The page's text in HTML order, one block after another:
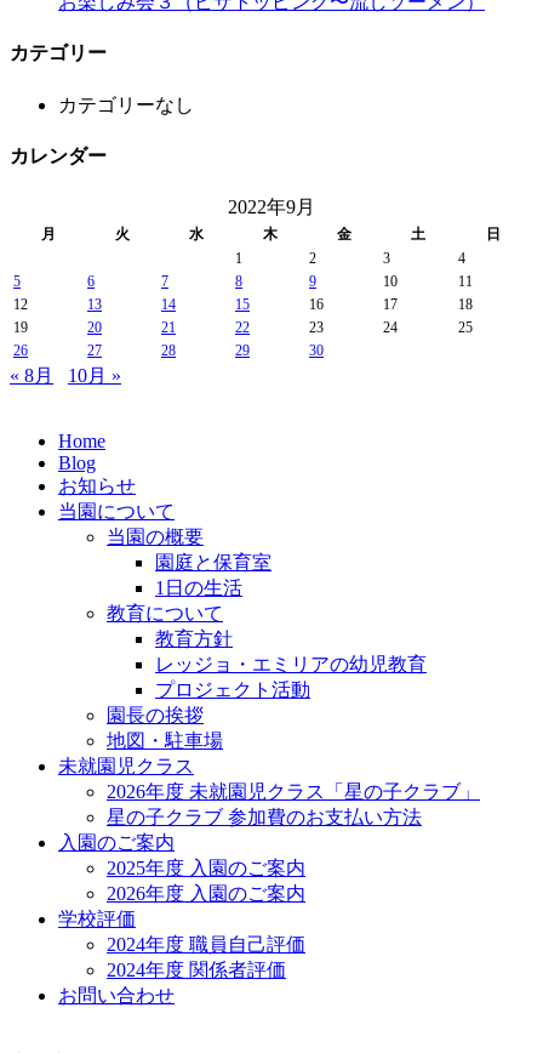
カテゴリー
カテゴリーなし
カレンダー
2022年9月
月 火 水 木 金 土
日
1
2 3
4
5
6 7 8 9 10
11
12
13 14 15 16 17
18
19
20 21 22 23 24
25
26
27 28 29 30
« 8月 10月 »
Home
Blog
お知らせ
当園について
当園の概要
園庭と保育室
1日の生活
教育について
教育方針
レッジョ・エミリアの幼児教育
プロジェクト活動
園長の挨拶
地図・駐車場
未就園児クラス
2026年度 未就園児クラス「星の子クラブ」
星の子クラブ 参加費のお支払い方法
入園のご案内
2025年度 入園のご案内
2026年度 入園のご案内
学校評価
2024年度 職員自己評価
2024年度 関係者評価
お問い合わせ